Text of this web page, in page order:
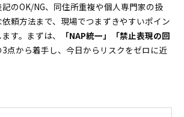
のOK/NG、同住所重複や個人専門家の扱
頼方法まで、現場でつまずきやすいポイン
す。まずは、
「NAP統一」「禁止表現の回
3点から着手し、今日からリスクをゼロに近